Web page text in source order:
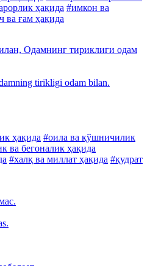
ҳақида #имкон ва
ва ғам ҳақида
Одамнинг тириклиги одам
tirikligi odam bilan.
ҳақида #оила ва қўшничилик
ва бегоналик ҳақида
#халқ ва миллат ҳақида #қудрат